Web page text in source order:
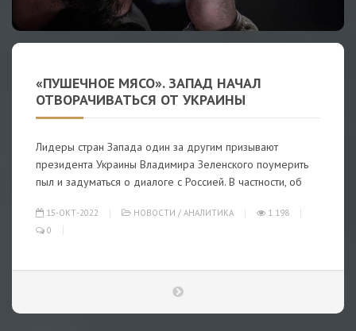
«ПУШЕЧНОЕ МЯСО». ЗАПАД НАЧАЛ
ОТВОРАЧИВАТЬСЯ ОТ УКРАИНЫ
Лидеры стран Запада один за другим призывают
президента Украины Владимира Зеленского поумерить
пыл и задуматься о диалоге с Россией. В частности, об
15-ОКТ-2022 НОВОСТИ / АНАЛИТИКА
1 198
0